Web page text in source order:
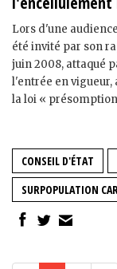
Lors d'une
été invité par son
juin 2008, attaqué
l'entrée en vigueur,
la loi « présomption
CONSEIL D'ÉTAT
SURPOPULATION